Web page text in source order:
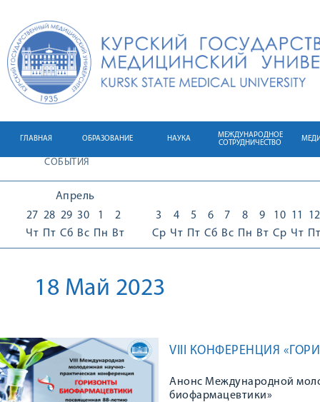
ГЛАВНАЯ ОБРАЗОВАНИЕ НАУКА
МЕЖДУНАРОДНОЕ
СОТРУДНИЧЕСТВО
СОБЫТИЯ
Апрель
27
Чт
28
Пт
29
Сб
30
Вс
1
Пн
2
Вт
3
Ср
4
Чт
5
Пт
6
Сб
7
Вс
8
Пн
9
Вт
10
Ср
11
Чт
12
Пт
18 Май 2023
VIII КОНФЕРЕНЦИЯ
Анонс Международной
биофармацевтики»